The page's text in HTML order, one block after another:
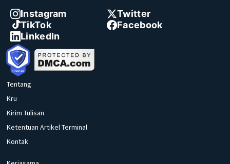
Instagram
Twitter
TikTok
Facebook
LinkedIn
Tentang
Kru
Kirim Tulisan
Ketentuan Artikel Terminal
Kontak